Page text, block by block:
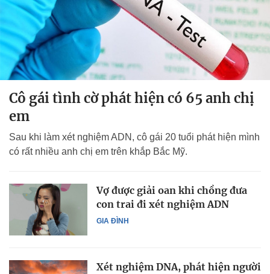
Cô gái tình cờ phát hiện có 65 anh chị
em
Sau khi làm xét nghiệm ADN, cô gái 20 tuổi phát hiện mình
có rất nhiều anh chị em trên khắp Bắc Mỹ.
GIA ĐÌNH
Vợ được giải oan khi chồng đưa
con trai đi xét nghiệm ADN
Xét nghiệm DNA, phát hiện người